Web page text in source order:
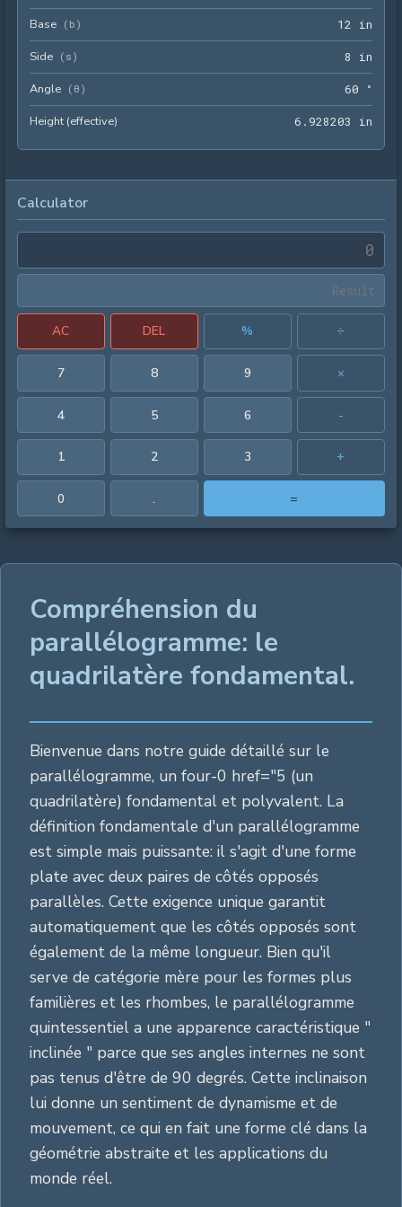
Base ( b ) 12 in
Side ( s ) 8 in
Angle ( θ ) 60 °
Height (effective) 6 . 928203 in
Calculator
AC DEL % ÷
7 8 9 ×
4 5 6 -
1 2 3 +
0 . =
Compréhension du
parallélogramme: le
quadrilatère fondamental.
Bienvenue dans notre guide détaillé sur le
parallélogramme, un four-0 href="5 (un
quadrilatère) fondamental et polyvalent. La
définition fondamentale d'un parallélogramme
est simple mais puissante: il s'agit d'une forme
plate avec deux paires de côtés opposés
parallèles. Cette exigence unique garantit
automatiquement que les côtés opposés sont
également de la même longueur. Bien qu'il
serve de catégorie mère pour les formes plus
familières et les rhombes, le parallélogramme
quintessentiel a une apparence caractéristique "
inclinée " parce que ses angles internes ne sont
pas tenus d'être de 90 degrés. Cette inclinaison
lui donne un sentiment de dynamisme et de
mouvement, ce qui en fait une forme clé dans la
géométrie abstraite et les applications du
monde réel.